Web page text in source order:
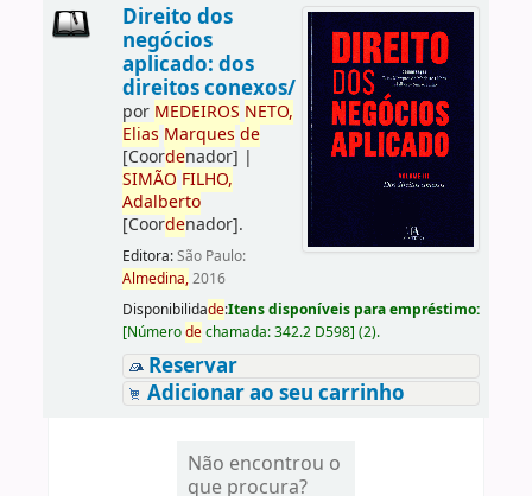
Direito dos
negócios
aplicado: dos
direitos conexos/
por MEDEIROS NETO,
Elias Marques de
[Coordenador] |
SIMÃO FILHO,
Adalberto
[Coordenador].
Editora:São Paulo:
Almedina,2016
Disponibilidade:Itens disponíveis para empréstimo:
[Númerodechamada:342.2 D598] (2).
Reservar
Adicionar ao seu carrinho
Não encontrou o
que procura?